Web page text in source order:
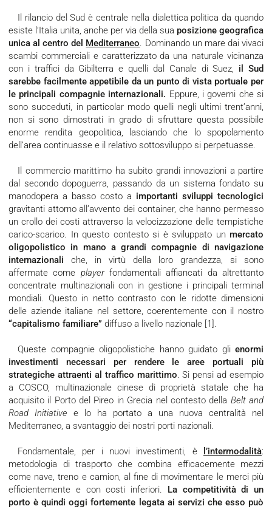
Il rilancio del Sud è centrale nella dialettica politica da quando
esiste l’Italia unita, anche per via della sua posizione geografica
unica al centro del Mediterraneo. Dominando un mare dai vivaci
scambi commerciali e caratterizzato da una naturale vicinanza
con i traffici da Gibilterra e quelli dal Canale di Suez, il Sud
sarebbe facilmente appetibile da un punto di vista portuale per
le principali compagnie internazionali. Eppure, i governi che si
sono succeduti, in particolar modo quelli negli ultimi trent’anni,
non si sono dimostrati in grado di sfruttare questa possibile
enorme rendita geopolitica, lasciando che lo spopolamento
dell’area continuasse e il relativo sottosviluppo si perpetuasse.
Il commercio marittimo ha subito grandi innovazioni a partire
dal secondo dopoguerra, passando da un sistema fondato su
manodopera a basso costo a importanti sviluppi tecnologici
gravitanti attorno all’avvento dei container, che hanno permesso
un crollo dei costi attraverso la velocizzazione delle tempistiche
carico-scarico. In questo contesto si è sviluppato un mercato
oligopolistico in mano a grandi compagnie di navigazione
internazionali che, in virtù della loro grandezza, si sono
affermate come playerfondamentali affiancati da altrettanto
concentrate multinazionali con in gestione i principali terminal
mondiali. Questo in netto contrasto con le ridotte dimensioni
delle aziende italiane nel settore, coerentemente con il nostro
“capitalismo familiare” diffuso a livello nazionale [1].
Queste compagnie oligopolistiche hanno guidato gli enormi
investimenti necessari per rendere le aree portuali più
strategiche attraenti al traffico marittimo. Si pensi ad esempio
a COSCO, multinazionale cinese di proprietà statale che ha
acquisito il Porto del Pireo in Grecia nel contesto della Belt and
Road Initiative e lo ha portato a una nuova centralità nel
Mediterraneo, a svantaggio dei nostri porti nazionali.
Fondamentale, per i nuovi investimenti, è l’intermodalità:
metodologia di trasporto che combina efficacemente mezzi
come nave, treno e camion, al fine di movimentare le merci più
efficientemente e con costi inferiori. La competitività di un
porto è quindi oggi fortemente legata ai servizi che esso può